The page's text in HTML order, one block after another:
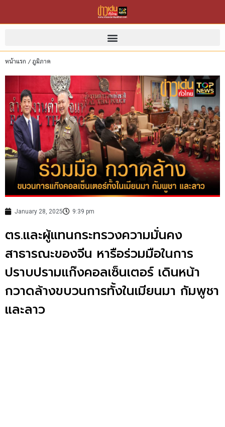
หน้าแรก /ภูมิภาค
January 28, 2025 9:39 pm
ตร.และผู้แทนกระทรวงความมั่นคง
สาธารณะของจีน หารือร่วมมือในการ
ปราบปรามแก๊งคอลเซ็นเตอร์ เดินหน้า
กวาดล้างขบวนการทั้งในเมียนมา กัมพูชา
และลาว